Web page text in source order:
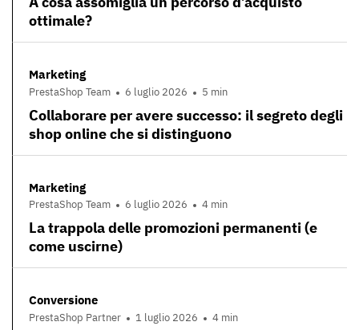
ottimale?
Marketing
PrestaShop Team 6 luglio 2026 5 min
Collaborare per avere successo: il segreto degli
shop online che si distinguono
Marketing
PrestaShop Team 6 luglio 2026 4 min
La trappola delle promozioni permanenti (e
come uscirne)
Conversione
PrestaShop Partner 1 luglio 2026 4 min